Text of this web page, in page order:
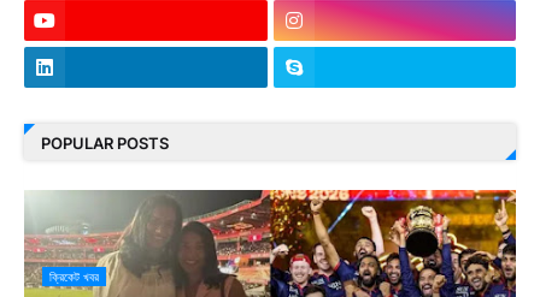
POPULAR POSTS
ক্রিকেট খবর